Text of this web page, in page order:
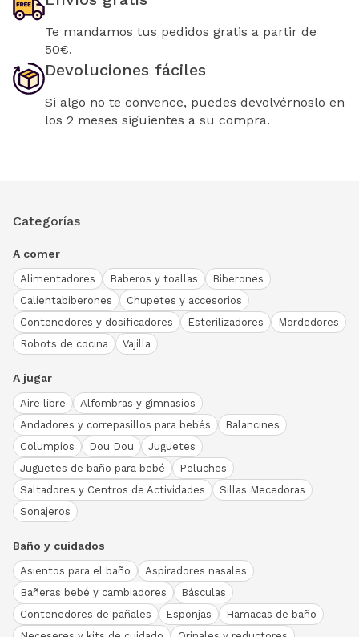
Te mandamos tus pedidos gratis a partir de
50€.
Devoluciones fáciles
Si algo no te convence, puedes devolvérnoslo en
los 2 meses siguientes a su compra.
Categorías
A comer
Alimentadores Baberos y toallas
Biberones
Calientabiberones
Chupetes y accesorios
Contenedores y dosificadores
Esterilizadores
Mordedores
Robots de cocina
Vajilla
A jugar
Aire libre
Alfombras y gimnasios
Andadores y correpasillos para bebés
Balancines
Columpios
Dou Dou
Juguetes
Juguetes de baño para bebé
Peluches
Saltadores y Centros de Actividades
Sillas Mecedoras
Sonajeros
Baño y cuidados
Asientos para el baño
Aspiradores nasales
Bañeras bebé y cambiadores
Básculas
Contenedores de pañales
Esponjas
Hamacas de baño